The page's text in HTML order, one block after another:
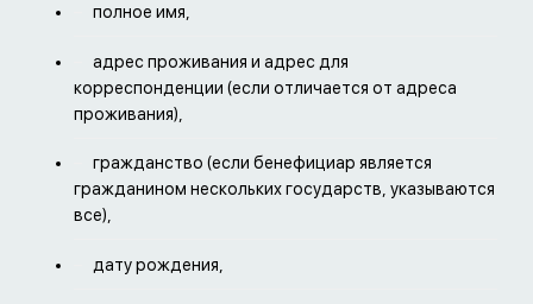
полное имя,
адрес проживания и адрес для
корреспонденции (если отличается от адреса
проживания),
гражданство (если бенефициар является
гражданином нескольких государств, указываются
все),
дату рождения,